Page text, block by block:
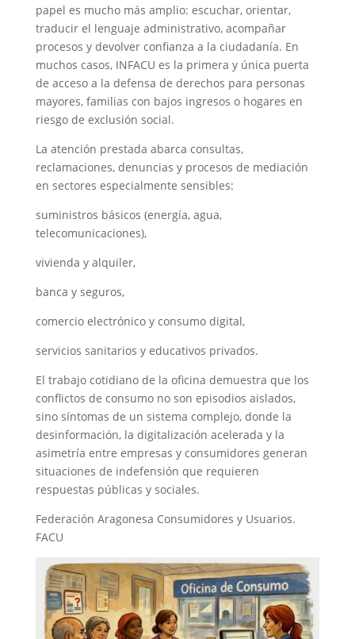
papel es mucho más amplio: escuchar, orientar,
traducir el lenguaje administrativo, acompañar
procesos y devolver confianza a la ciudadanía. En
muchos casos, INFACU es la primera y única puerta
de acceso a la defensa de derechos para personas
mayores, familias con bajos ingresos o hogares en
riesgo de exclusión social.
La atención prestada abarca consultas,
reclamaciones, denuncias y procesos de mediación
en sectores especialmente sensibles:
suministros básicos (energía, agua,
telecomunicaciones),
vivienda y alquiler,
banca y seguros,
comercio electrónico y consumo digital,
servicios sanitarios y educativos privados.
El trabajo cotidiano de la oficina demuestra que los
conflictos de consumo no son episodios aislados,
sino síntomas de un sistema complejo, donde la
desinformación, la digitalización acelerada y la
asimetría entre empresas y consumidores generan
situaciones de indefensión que requieren
respuestas públicas y sociales.
Federación Aragonesa Consumidores y Usuarios.
FACU